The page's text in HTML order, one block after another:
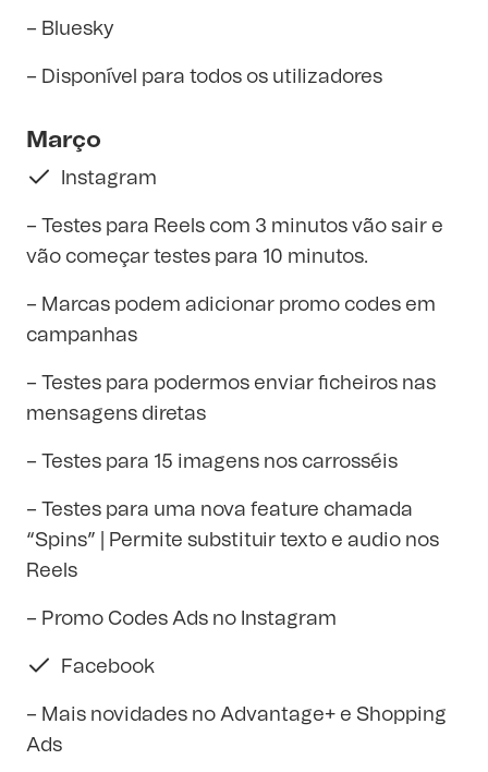
– Bluesky
– Disponível para todos os utilizadores
Março
Instagram
– Testes para Reels com 3 minutos vão sair e
vão começar testes para 10 minutos.
– Marcas podem adicionar promo codes em
campanhas
– Testes para podermos enviar ficheiros nas
mensagens diretas
– Testes para 15 imagens nos carrosséis
– Testes para uma nova feature chamada
“Spins” | Permite substituir texto e audio nos
Reels
– Promo Codes Ads no Instagram
Facebook
– Mais novidades no Advantage+ e Shopping
Ads